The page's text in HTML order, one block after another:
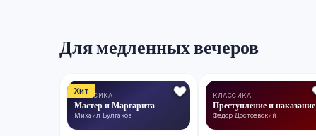
Для медленных вечеров
Хит
КЛАССИКА
Мастер и Маргарита
Михаил Булгаков
КЛАССИКА
Преступление и наказание
Фёдор Достоевский